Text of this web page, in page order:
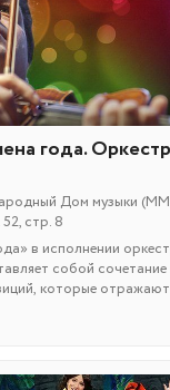
года.
Дом музыки
стр. 8
в исполнении
собой сочетание
которые
времен года. В
Вивальди и Астора